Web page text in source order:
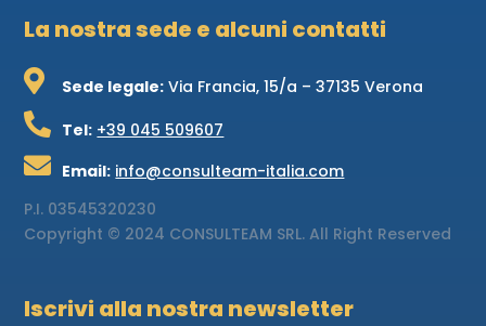
La nostra sede e alcuni contatti
Sede legale: Via Francia, 15/a – 37135 Verona

Tel: +39 045 509607

Email: info@consulteam-italia.com

P.I. 03545320230
Copyright © 2024 CONSULTEAM SRL. All Right Reserved
Iscrivi alla nostra newsletter